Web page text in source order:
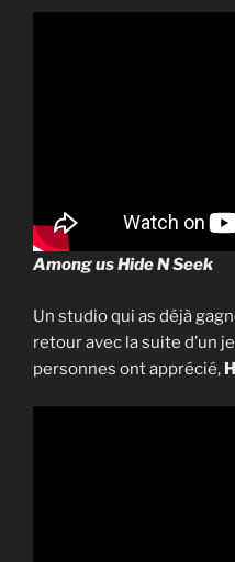
Among us Hide N Seek
Un studio qui as déjà
retour avec la suite d’un
personnes ont apprécié,